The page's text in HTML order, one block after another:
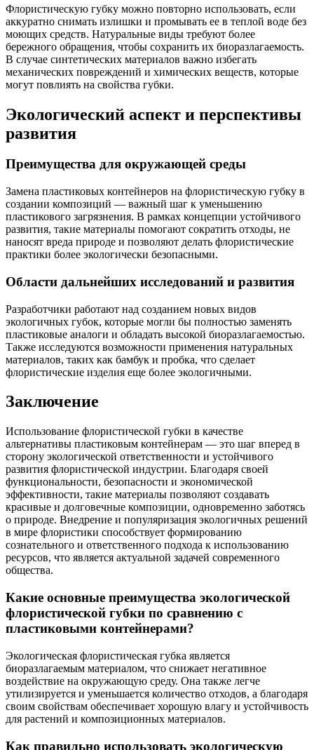
Флористическую губку можно повторно использовать, если
аккуратно снимать излишки и промывать ее в теплой воде без
моющих средств. Натуральные виды требуют более
бережного обращения, чтобы сохранить их биоразлагаемость.
В случае синтетических материалов важно избегать
механических повреждений и химических веществ, которые
могут повлиять на свойства губки.
Экологический аспект и перспективы
развития
Преимущества для окружающей среды
Замена пластиковых контейнеров на флористическую губку в
создании композиций — важный шаг к уменьшению
пластикового загрязнения. В рамках концепции устойчивого
развития, такие материалы помогают сократить отходы, не
наносят вреда природе и позволяют делать флористические
практики более экологически безопасными.
Области дальнейших исследований и развития
Разработчики работают над созданием новых видов
экологичных губок, которые могли бы полностью заменять
пластиковые аналоги и обладать высокой биоразлагаемостью.
Также исследуются возможности применения натуральных
материалов, таких как бамбук и пробка, что сделает
флористические изделия еще более экологичными.
Заключение
Использование флористической губки в качестве
альтернативы пластиковым контейнерам — это шаг вперед в
сторону экологической ответственности и устойчивого
развития флористической индустрии. Благодаря своей
функциональности, безопасности и экономической
эффективности, такие материалы позволяют создавать
красивые и долговечные композиции, одновременно заботясь
о природе. Внедрение и популяризация экологичных решений
в мире флористики способствует формированию
сознательного и ответственного подхода к использованию
ресурсов, что является актуальной задачей современного
общества.
Какие основные преимущества экологической
флористической губки по сравнению с
пластиковыми контейнерами?
Экологическая флористическая губка является
биоразлагаемым материалом, что снижает негативное
воздействие на окружающую среду. Она также легче
утилизируется и уменьшается количество отходов, а благодаря
своим свойствам обеспечивает хорошую влагу и устойчивость
для растений и композиционных материалов.
Как правильно использовать экологическую